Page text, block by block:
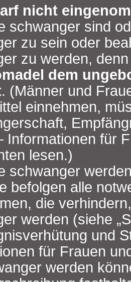
nicht
schwanger sind
zu sein oder
zu werden,
dem
. (Männer und
einnehmen,
Informationen für
lesen.)
schwanger
befolgen alle
die
werden (siehe
und
für Frauen
werden